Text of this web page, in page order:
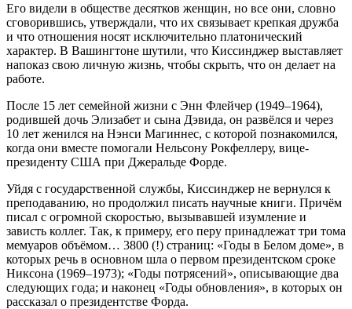
Его видели в обществе десятков женщин, но все они, словно
сговорившись, утверждали, что их связывает крепкая дружба
и что отношения носят исключительно платонический
характер. В Вашингтоне шутили, что Киссинджер выставляет
напоказ свою личную жизнь, чтобы скрыть, что он делает на
работе.
После 15 лет семейной жизни с Энн Флейчер (1949–1964),
родившей дочь Элизабет и сына Дэвида, он развёлся и через
10 лет женился на Нэнси Магиннес, с которой познакомился,
когда они вместе помогали Нельсону Рокфеллеру, вице-
президенту США при Джеральде Форде.
Уйдя с государственной службы, Киссинджер не вернулся к
преподаванию, но продолжил писать научные книги. Причём
писал с огромной скоростью, вызывавшей изумление и
зависть коллег. Так, к примеру, его перу принадлежат три тома
мемуаров объёмом… 3800 (!) страниц: «Годы в Белом доме», в
которых речь в основном шла о первом президентском сроке
Никсона (1969–1973); «Годы потрясений», описывающие два
следующих года; и наконец «Годы обновления», в которых он
рассказал о президентстве Форда.